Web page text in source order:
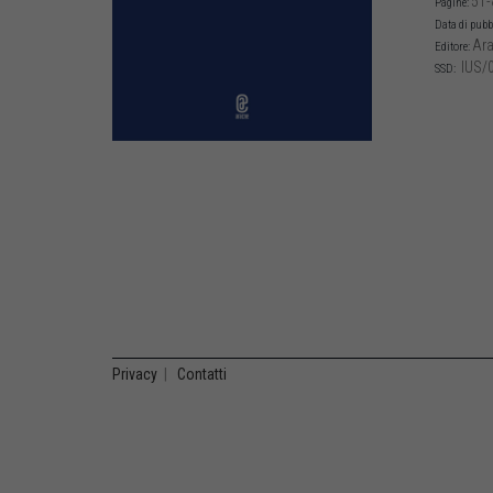
Data di
Editore:
SSD: IUS/
Privacy Contatti